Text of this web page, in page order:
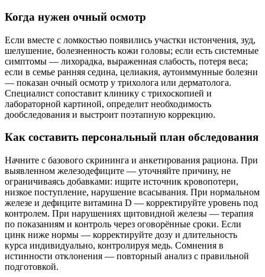
Когда нужен очный осмотр
Если вместе с ломкостью появились участки истончения, зуд,
шелушение, болезненность кожи головы; если есть системные
симптомы — лихорадка, выраженная слабость, потеря веса;
если в семье ранняя седина, целиакия, аутоиммунные болезни
— показан очный осмотр у трихолога или дерматолога.
Специалист сопоставит клинику с трихоскопией и
лабораторной картиной, определит необходимость
дообследования и выстроит поэтапную коррекцию.
Как составить персональный план обследования
Начните с базового скрининга и анкетирования рациона. При
выявленном железодефиците — уточняйте причину, не
ограничиваясь добавками: ищите источник кровопотери,
низкое поступление, нарушение всасывания. При нормальном
железе и дефиците витамина D — корректируйте уровень под
контролем. При нарушениях щитовидной железы — терапия
по показаниям и контроль через оговорённые сроки. Если
цинк ниже нормы — корректируйте дозу и длительность
курса индивидуально, контролируя медь. Сомнения в
истинности отклонения — повторный анализ с правильной
подготовкой.